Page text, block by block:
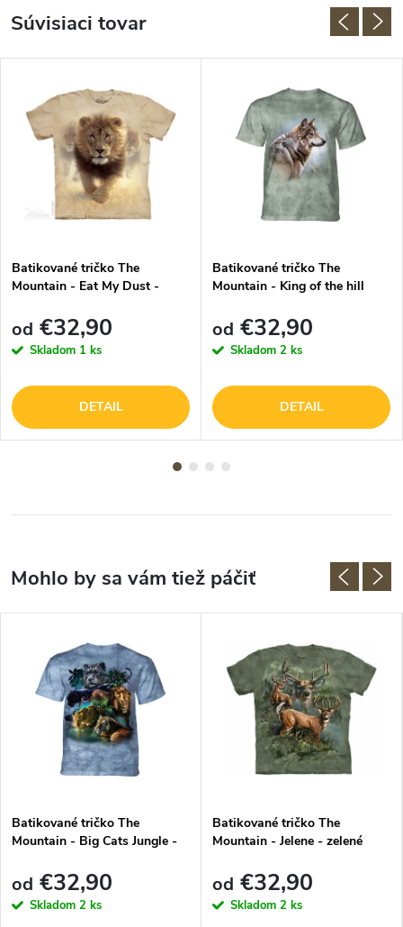
Súvisiaci tovar
Batikované tričko The
Mountain - Eat My Dust -
od €32,90
Skladom 1 ks
DETAIL
Batikované tričko The
Mountain - King of the hill
od €32,90
Skladom 2 ks
DETAIL
Batikované tričko The
Mountain - Big Cats Jungle -
od €32,90
Skladom 2 ks
Batikované tričko The
Mountain - Jelene - zelené
od €32,90
Skladom 2 ks